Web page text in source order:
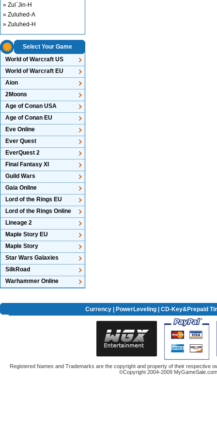
» Zul`Jin-H
» Zuluhed-A
» Zuluhed-H
Select Your Game
World of Warcraft US
World of Warcraft EU
Aion
2Moons
Age of Conan USA
Age of Conan EU
Eve Online
Ever Quest
EverQuest 2
Final Fantasy XI
Guild Wars
Gaia Online
Lord of the Rings EU
Lord of the Rings Online
Lineage 2
Maple Story EU
Maple Story
Star Wars Galaxies
SilkRoad
Warhammer Online
Currency| PowerLeveling| CD-Key&Prepaid
Registered Names and Trademarks are the copyright and property of their respective
©Copyright 2004-2009